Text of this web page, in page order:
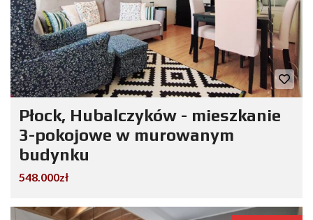
Płock, Hubalczyków - mieszkanie
3-pokojowe w murowanym
budynku
548.000zł